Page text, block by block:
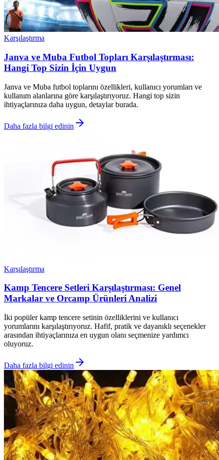
Karşılaştırma
Janva ve Muba Futbol Topları Karşılaştırması:
Hangi Top Sizin İçin Uygun
Janva ve Muba futbol toplarını özellikleri, kullanıcı yorumları ve
kullanım alanlarına göre karşılaştırıyoruz. Hangi top sizin
ihtiyaçlarınıza daha uygun, detaylar burada.
Daha fazla bilgi edinin
Karşılaştırma
Kamp Tencere Setleri Karşılaştırması: Genel
Markalar ve Orcamp Ürünleri Analizi
İki popüler kamp tencere setinin özelliklerini ve kullanıcı
yorumlarını karşılaştırıyoruz. Hafif, pratik ve dayanıklı seçenekler
arasından ihtiyaçlarınıza en uygun olanı seçmenize yardımcı
oluyoruz.
Daha fazla bilgi edinin